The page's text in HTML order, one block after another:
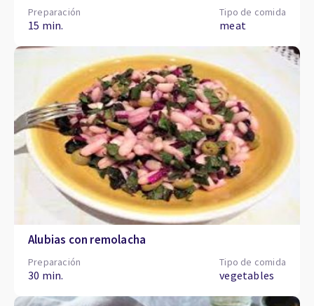
Preparación
15 min.
Tipo de comida
meat
Alubias con remolacha
Preparación
30 min.
Tipo de comida
vegetables